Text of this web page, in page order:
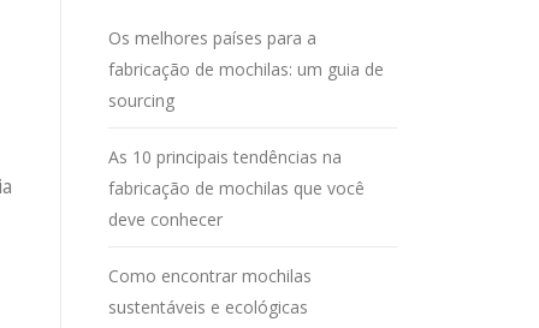
Os melhores países para a
fabricação de mochilas: um guia de
sourcing
As 10 principais tendências na
fabricação de mochilas que você
deve conhecer
Como encontrar mochilas
sustentáveis ​​e ecológicas